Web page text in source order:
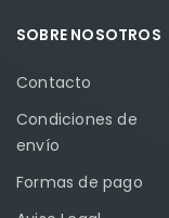
SOBRE NOSOTROS
Contacto
Condiciones de
envío
Formas de pago